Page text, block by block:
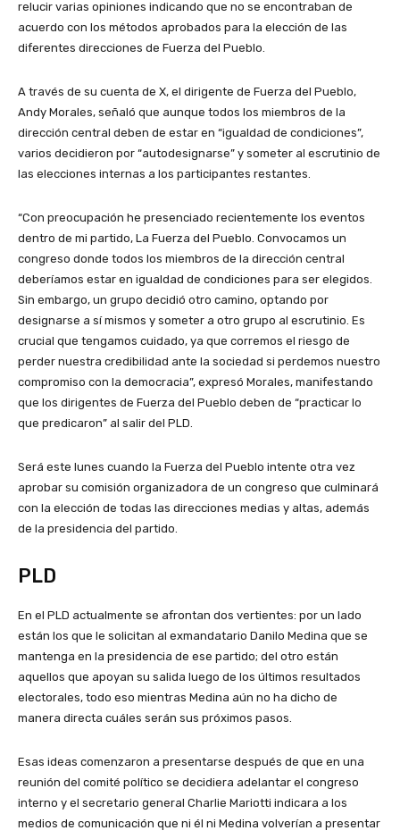
relucir varias opiniones indicando que no se encontraban de
acuerdo con los métodos aprobados para la elección de las
diferentes direcciones de Fuerza del Pueblo.
A través de su cuenta de X, el dirigente de Fuerza del Pueblo,
Andy Morales, señaló que aunque todos los miembros de la
dirección central deben de estar en “igualdad de condiciones”,
varios decidieron por “autodesignarse” y someter al escrutinio de
las elecciones internas a los participantes restantes.
“Con preocupación he presenciado recientemente los eventos
dentro de mi partido, La Fuerza del Pueblo. Convocamos un
congreso donde todos los miembros de la dirección central
deberíamos estar en igualdad de condiciones para ser elegidos.
Sin embargo, un grupo decidió otro camino, optando por
designarse a sí mismos y someter a otro grupo al escrutinio. Es
crucial que tengamos cuidado, ya que corremos el riesgo de
perder nuestra credibilidad ante la sociedad si perdemos nuestro
compromiso con la democracia”, expresó Morales, manifestando
que los dirigentes de Fuerza del Pueblo deben de “practicar lo
que predicaron” al salir del PLD.
Será este lunes cuando la Fuerza del Pueblo intente otra vez
aprobar su comisión organizadora de un congreso que culminará
con la elección de todas las direcciones medias y altas, además
de la presidencia del partido.
PLD
En el PLD actualmente se afrontan dos vertientes: por un lado
están los que le solicitan al exmandatario Danilo Medina que se
mantenga en la presidencia de ese partido; del otro están
aquellos que apoyan su salida luego de los últimos resultados
electorales, todo eso mientras Medina aún no ha dicho de
manera directa cuáles serán sus próximos pasos.
Esas ideas comenzaron a presentarse después de que en una
reunión del comité político se decidiera adelantar el congreso
interno y el secretario general Charlie Mariotti indicara a los
medios de comunicación que ni él ni Medina volverían a presentar